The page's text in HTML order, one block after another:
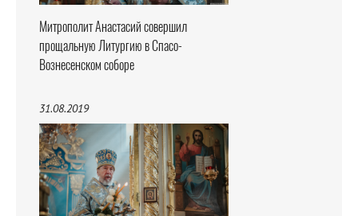
Митрополит Анастасий совершил
прощальную Литургию в Спасо-
Вознесенском соборе
31.08.2019